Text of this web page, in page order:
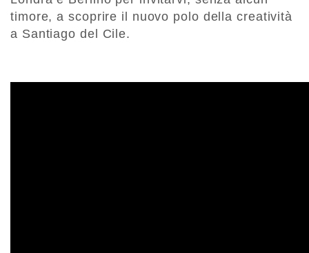
timore, a scoprire il nuovo polo della creatività
a Santiago del Cile.